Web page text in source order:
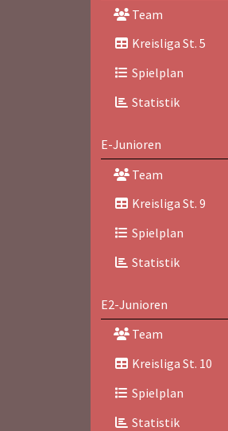
Team
Kreisliga St. 5
Spielplan
Statistik
E-Junioren
Team
Kreisliga St. 9
Spielplan
Statistik
E2-Junioren
Team
Kreisliga St. 10
Spielplan
Statistik